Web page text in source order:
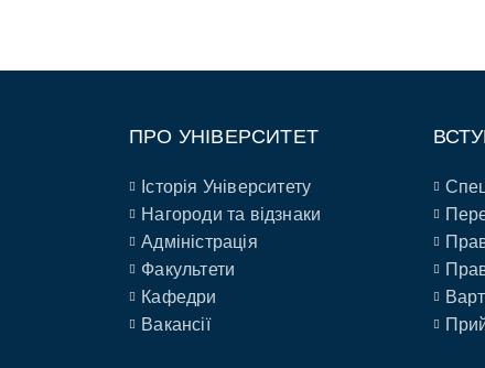
ПРО УНІВЕРСИТЕТ
Історія Університету
Нагороди та відзнаки
Адміністрація
Факультети
Кафедри
Вакансії